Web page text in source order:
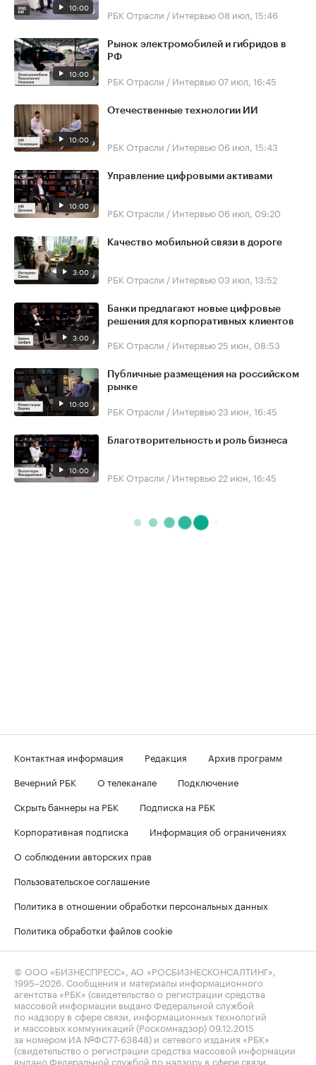
10:00 РБК Отрасли / Интервью 08 июл, 15:46
10:00
Рынок электромобилей и гибридов в
РФ
РБК Отрасли / Интервью 07 июл, 16:45
10:00
Отечественные технологии ИИ
РБК Отрасли / Интервью 06 июл, 15:43
10:00
Управление цифровыми активами
РБК Отрасли / Интервью 06 июл, 09:20
3:00
Качество мобильной связи в дороге
РБК Отрасли / Интервью 03 июл, 13:52
3:00
Банки предлагают новые цифровые
решения для корпоративных клиентов
РБК Отрасли / Интервью 25 июн, 08:53
10:00
Публичные размещения на российском
рынке
РБК Отрасли / Интервью 23 июн, 16:45
10:00
Благотворительность и роль бизнеса
РБК Отрасли / Интервью 22 июн, 16:45
Контактная информация Редакция
Архив программ
Вечерний РБК
О телеканале
Подключение
Скрыть баннеры на РБК
Подписка на РБК
Корпоративная подписка
Информация об ограничениях
О соблюдении авторских прав
Пользовательское соглашение
Политика в отношении обработки персональных данных
Политика обработки файлов cookie
© ООО «БИЗНЕСПРЕСС», АО «РОСБИЗНЕСКОНСАЛТИНГ»,
1995–2026 . Сообщения и материалы информационного
агентства «РБК» (свидетельство о регистрации средства
массовой информации выдано Федеральной службой
по надзору в сфере связи, информационных технологий
и массовых коммуникаций (Роскомнадзор) 09.12.2015
за номером ИА №ФС77-63848) и сетевого издания «РБК»
(свидетельство о регистрации средства массовой информации
выдано Федеральной службой по надзору в сфере связи,